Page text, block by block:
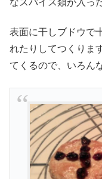
なスパイス類が入っ
表面に干しブドウで
れたりしてつくりま
てくるので、いろん